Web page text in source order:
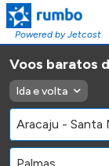
Powered by Jetcost
Voos baratos
Ida e volta